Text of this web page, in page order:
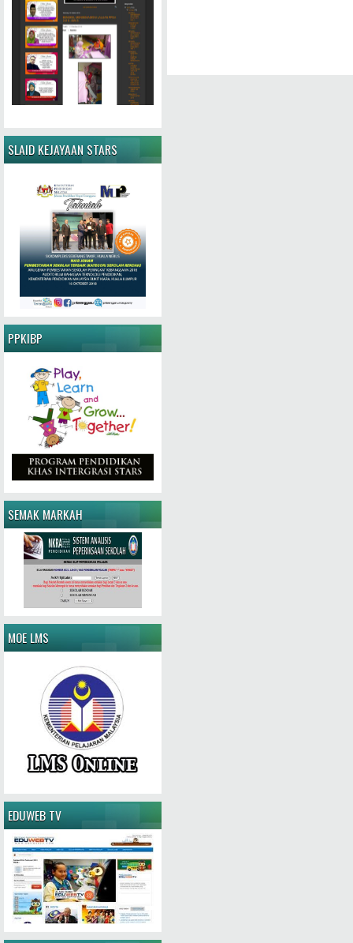
SLAID KEJAYAAN STARS
PPKIBP
SEMAK MARKAH
MOE LMS
EDUWEB TV